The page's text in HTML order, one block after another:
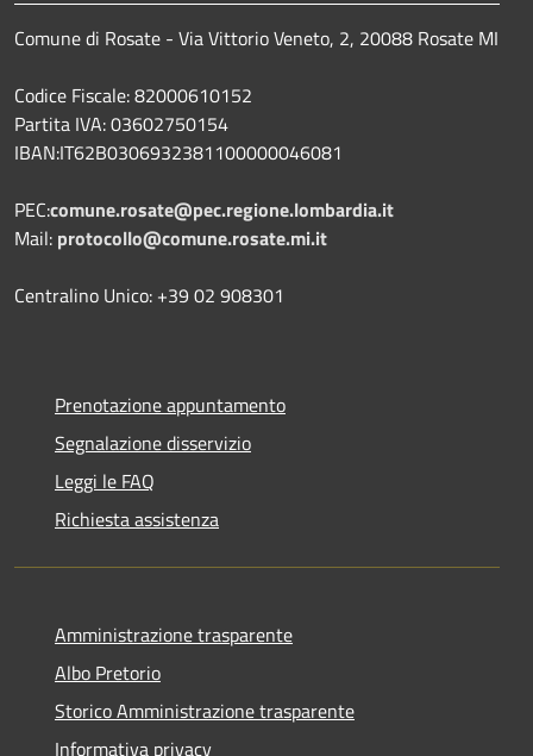
Comune di Rosate - Via Vittorio Veneto, 2, 20088 Rosate MI
Codice Fiscale: 82000610152
Partita IVA: 03602750154
IBAN:IT62B0306932381100000046081
PEC:comune.rosate@pec.regione.lombardia.it
Mail: protocollo@comune.rosate.mi.it
Centralino Unico: +39 02 908301
Prenotazione appuntamento
Segnalazione disservizio
Leggi le FAQ
Richiesta assistenza
Amministrazione trasparente
Albo Pretorio
Storico Amministrazione trasparente
Informativa privacy